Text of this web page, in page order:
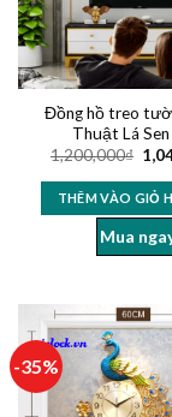
Đồng hồ treo
Thuật Lá Sen
1,200,000₫
THÊM VÀO GIỎ
Mua
-35%